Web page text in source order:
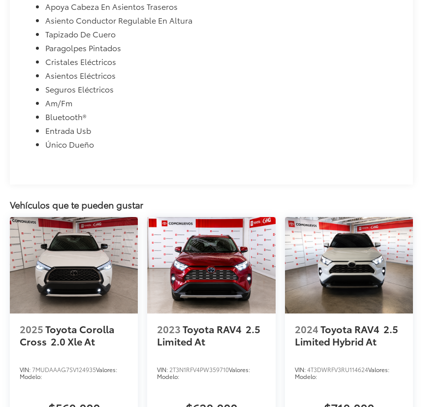
Apoya Cabeza En Asientos Traseros
Asiento Conductor Regulable En Altura
Tapizado De Cuero
Paragolpes Pintados
Cristales Eléctricos
Asientos Eléctricos
Seguros Eléctricos
Am/Fm
Bluetooth®
Entrada Usb
Único Dueño
Vehículos que te pueden gustar
2025Toyota Corolla
Cross 2.0 Xle At
VIN:7MUDAAAG7SV124935Valores:
Modelo:
2023Toyota RAV4 2.5
Limited At
VIN: 2T3N1RFV4PW359710Valores:
Modelo:
2024Toyota RAV4 2.5
Limited Hybrid At
VIN:4T3DWRFV3RU114624Valores:
Modelo: